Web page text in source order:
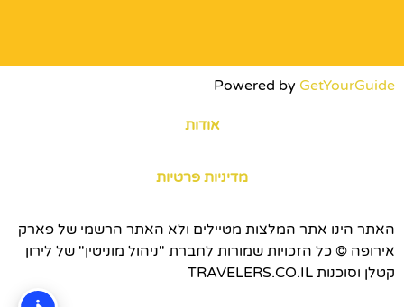
Powered by GetYourGuide
אודות
מדיניות פרטיות
האתר הינו אתר המלצות מטיילים ולא האתר הרשמי של פארק
אירופה © כל הזכויות שמורות לחברת "ניהול מוניטין" של לירון
קטלן וסוכנות TRAVELERS.CO.IL